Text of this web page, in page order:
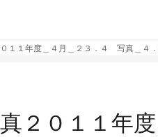
１１年度＿４月＿２３．４ 写真＿４
２０１１年